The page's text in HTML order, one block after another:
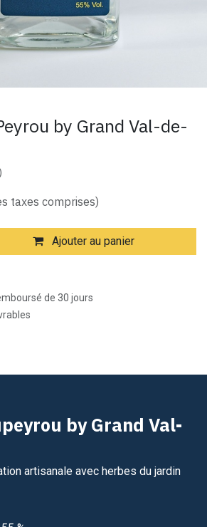
by Grand Val-de-
taxes comprises)
Ajouter au panier
de 30 jours
by Grand Val-
artisanale avec herbes du jardin